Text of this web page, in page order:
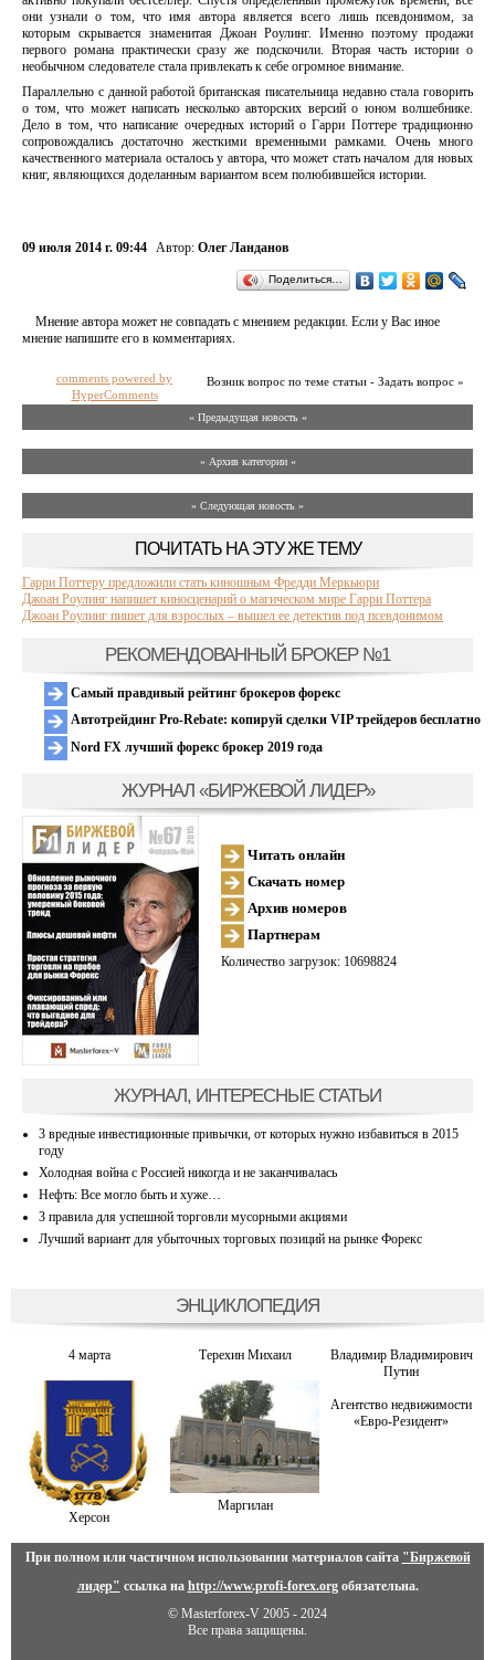
они узнали о том, что имя автора является всего лишь псевдонимом, за
которым скрывается знаменитая Джоан Роулинг. Именно поэтому продажи
первого романа практически сразу же подскочили. Вторая часть истории о
необычном следователе стала привлекать к себе огромное внимание.
Параллельно с данной работой британская писательница недавно стала говорить
о том, что может написать несколько авторских версий о юном волшебнике.
Дело в том, что написание очередных историй о Гарри Поттере традиционно
сопровождались достаточно жесткими временными рамками. Очень много
качественного материала осталось у автора, что может стать началом для новых
книг, являющихся доделанным вариантом всем полюбившейся истории.
09 июля 2014 г. 09:44 Автор: Олег Ланданов
Поделиться…
Мнение автора может не совпадать с мнением редакции. Если у Вас иное
мнение напишите его в комментариях.
Возник вопрос по теме статьи - Задать вопрос »
comments powered by
HyperComments
« Предыдущая новость «
» Архив категории «
» Следующая новость »
ПОЧИТАТЬ НА ЭТУ ЖЕ ТЕМУ
Гарри Поттеру предложили стать киношным Фредди Меркьюри
Джоан Роулинг напишет киносценарий о магическом мире Гарри Поттера
Джоан Роулинг пишет для взрослых – вышел ее детектив под псевдонимом
РЕКОМЕНДОВАННЫЙ БРОКЕР №1
Самый правдивый рейтинг брокеров форекс
Автотрейдинг Pro-Rebate: копируй сделки VIP трейдеров бесплатно
Nord FX лучший форекс брокер 2019 года
ЖУРНАЛ «БИРЖЕВОЙ ЛИДЕР»
Читать онлайн
Скачать номер
Архив номеров
Партнерам
Количество загрузок: 10698824
ЖУРНАЛ, ИНТЕРЕСНЫЕ СТАТЬИ
3 вредные инвестиционные привычки, от которых нужно избавиться в 2015
году
Холодная война с Россией никогда и не заканчивалась
Нефть: Все могло быть и хуже…
3 правила для успешной торговли мусорными акциями
Лучший вариант для убыточных торговых позиций на рынке Форекс
ЭНЦИКЛОПЕДИЯ
4 марта Терехин Михаил
Владимир Владимирович
Путин
Херсон
Маргилан
Агентство недвижимости
«Евро-Резидент»
При полном или частичном использовании материалов сайта "Биржевой
лидер" ссылка на http://www.profi-forex.orgобязательна.
© Masterforex-V 2005 - 2024
Все права защищены.